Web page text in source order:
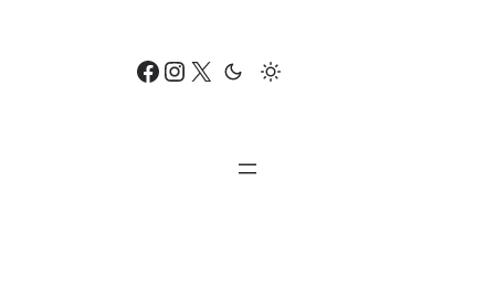
Facebook Instagram X